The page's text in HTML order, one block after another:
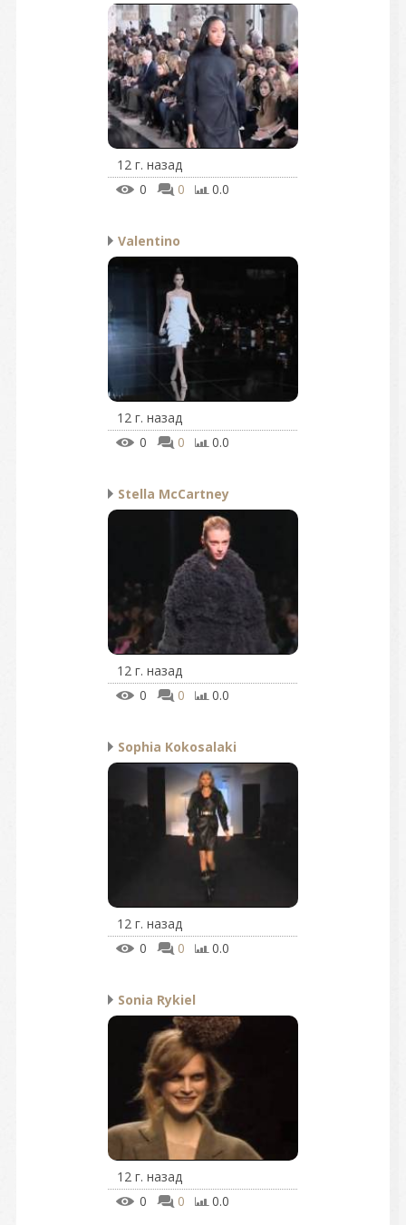
12 г. назад
0
0 0.0
Valentino
12 г. назад
0
0 0.0
Stella McCartney
12 г. назад
0
0 0.0
Sophia Kokosalaki
12 г. назад
0
0 0.0
Sonia Rykiel
12 г. назад
0
0 0.0